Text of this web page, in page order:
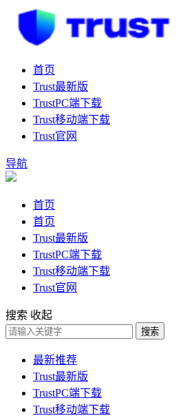
首页
Trust最新版
TrustPC端下载
Trust移动端下载
Trust官网
导航
首页
首页
Trust最新版
TrustPC端下载
Trust移动端下载
Trust官网
搜索 收起
搜索
最新推荐
Trust最新版
TrustPC端下载
Trust移动端下载